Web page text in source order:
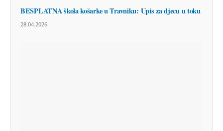
BESPLATNA škola košarke u Travniku: Upis za djecu u toku
28.04.2026